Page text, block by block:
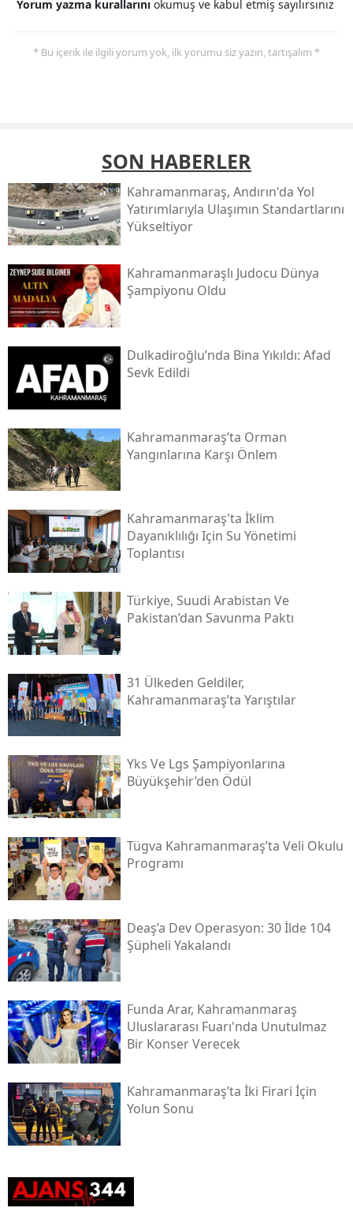
Yorum yazma kurallarını okumuş ve kabul etmiş sayılırsınız
* Bu içerik ile ilgili yorum yok, ilk yorumu siz yazın, tartışalım *
SON HABERLER
Kahramanmaraş, Andırın'da Yol
Yatırımlarıyla Ulaşımın Standartlarını
Yükseltiyor
Kahramanmaraşlı Judocu Dünya
Şampiyonu Oldu
Dulkadiroğlu’nda Bina Yıkıldı: Afad
Sevk Edildi
Kahramanmaraş’ta Orman
Yangınlarına Karşı Önlem
Kahramanmaraş'ta İklim
Dayanıklılığı Için Su Yönetimi
Toplantısı
Türkiye, Suudi Arabistan Ve
Pakistan’dan Savunma Paktı
31 Ülkeden Geldiler,
Kahramanmaraş’ta Yarıştılar
Yks Ve Lgs Şampiyonlarına
Büyükşehir’den Ödül
Tügva Kahramanmaraş’ta Veli Okulu
Programı
Deaş’a Dev Operasyon: 30 İlde 104
Şüpheli Yakalandı
Funda Arar, Kahramanmaraş
Uluslararası Fuarı'nda Unutulmaz
Bir Konser Verecek
Kahramanmaraş’ta İki Firari İçin
Yolun Sonu